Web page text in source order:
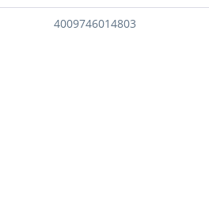
4009746014803